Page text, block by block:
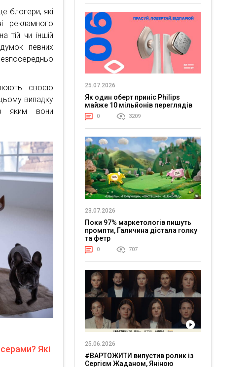
блогери, які
рекламного
тій чи іншій
певних
своєю
цьому випадку
яким вони
Які
25.07.2026
Як один оберт приніс Philips
майже 10 мільйонів переглядів
0 3209
23.07.2026
Поки 97% маркетологів пишуть
промпти, Галичина дістала голку
та фетр
0 707
25.06.2026
#ВАРТОЖИТИ випустив ролик із
Сергієм Жаданом, Яніною